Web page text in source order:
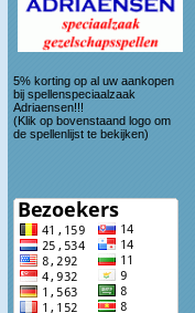
5% korting op al uw aankopen
bij spellenspeciaalzaak
Adriaensen!!!
(Klik op bovenstaand logo om
de spellenlijst te bekijken)